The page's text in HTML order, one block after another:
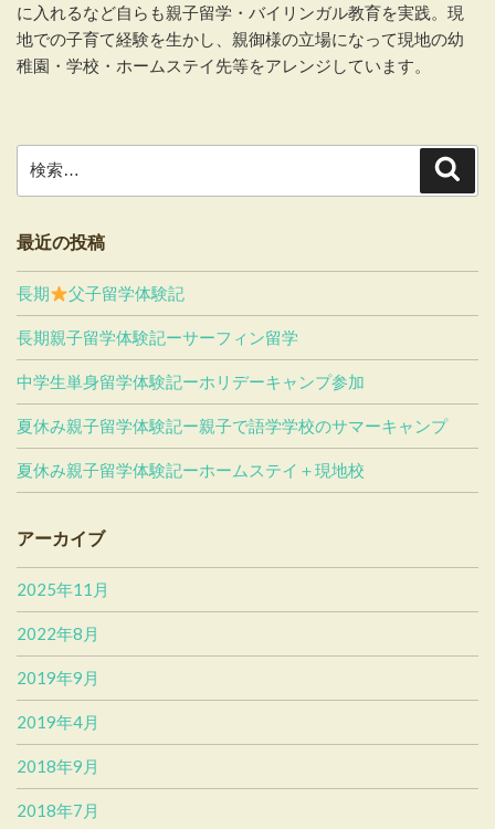
に入れるなど自らも親子留学・バイリンガル教育を実践。現
地での子育て経験を生かし、親御様の立場になって現地の幼
稚園・学校・ホームステイ先等をアレンジしています。
索:
索
最近の投稿
長期 父子留学体験記
長期親子留学体験記ーサーフィン留学
中学生単身留学体験記ーホリデーキャンプ参加
夏休み親子留学体験記ー親子で語学学校のサマーキャンプ
夏休み親子留学体験記ーホームステイ＋現地校
アーカイブ
2025年11月
2022年8月
2019年9月
2019年4月
2018年9月
2018年7月